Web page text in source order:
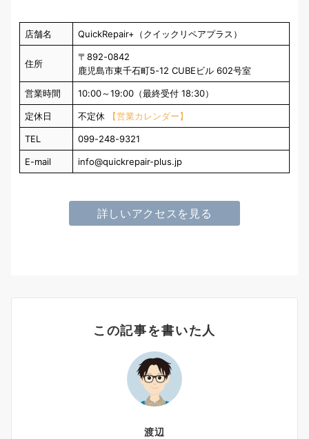
店舗名 QuickRepair+（クイックリペアプラス）
住所
〒892-0842
鹿児島市東千石町5-12 CUBEビル 602号室
営業時間 10:00～19:00（最終受付 18:30）
定休日 不定休 【営業カレンダー】
TEL 099-248-9321
E-mail info@quickrepair-plus.jp
詳しいアクセスを見る
この記事を書いた人
渡辺